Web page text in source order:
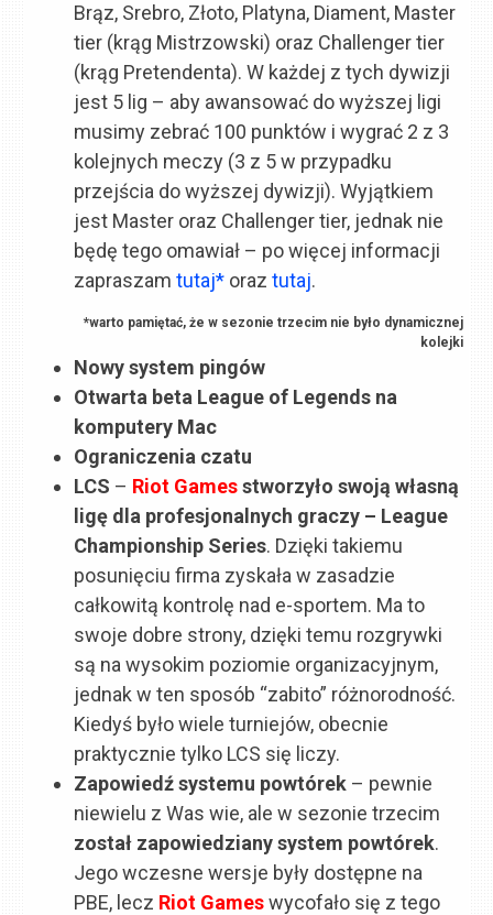
Brąz, Srebro, Złoto, Platyna, Diament, Master
tier (krąg Mistrzowski) oraz Challenger tier
(krąg Pretendenta). W każdej z tych dywizji
jest 5 lig – aby awansować do wyższej ligi
musimy zebrać 100 punktów i wygrać 2 z 3
kolejnych meczy (3 z 5 w przypadku
przejścia do wyższej dywizji). Wyjątkiem
jest Master oraz Challenger tier, jednak nie
będę tego omawiał – po więcej informacji
zapraszamtutaj* oraztutaj.
*warto pamiętać, że w sezonie trzecim nie było dynamicznej
kolejki
Nowy system pingów
Otwarta beta League of Legends na
komputery Mac
Ograniczenia czatu
LCS – Riot Games stworzyło swoją własną
ligę dla profesjonalnych graczy – League
Championship Series. Dzięki takiemu
posunięciu firma zyskała w zasadzie
całkowitą kontrolę nad e-sportem. Ma to
swoje dobre strony, dzięki temu rozgrywki
są na wysokim poziomie organizacyjnym,
jednak w ten sposób “zabito” różnorodność.
Kiedyś było wiele turniejów, obecnie
praktycznie tylko LCS się liczy.
Zapowiedź systemu powtórek – pewnie
niewielu z Was wie, ale w sezonie trzecim
został zapowiedziany system powtórek.
Jego wczesne wersje były dostępne na
PBE, lecz Riot Gameswycofało się z tego